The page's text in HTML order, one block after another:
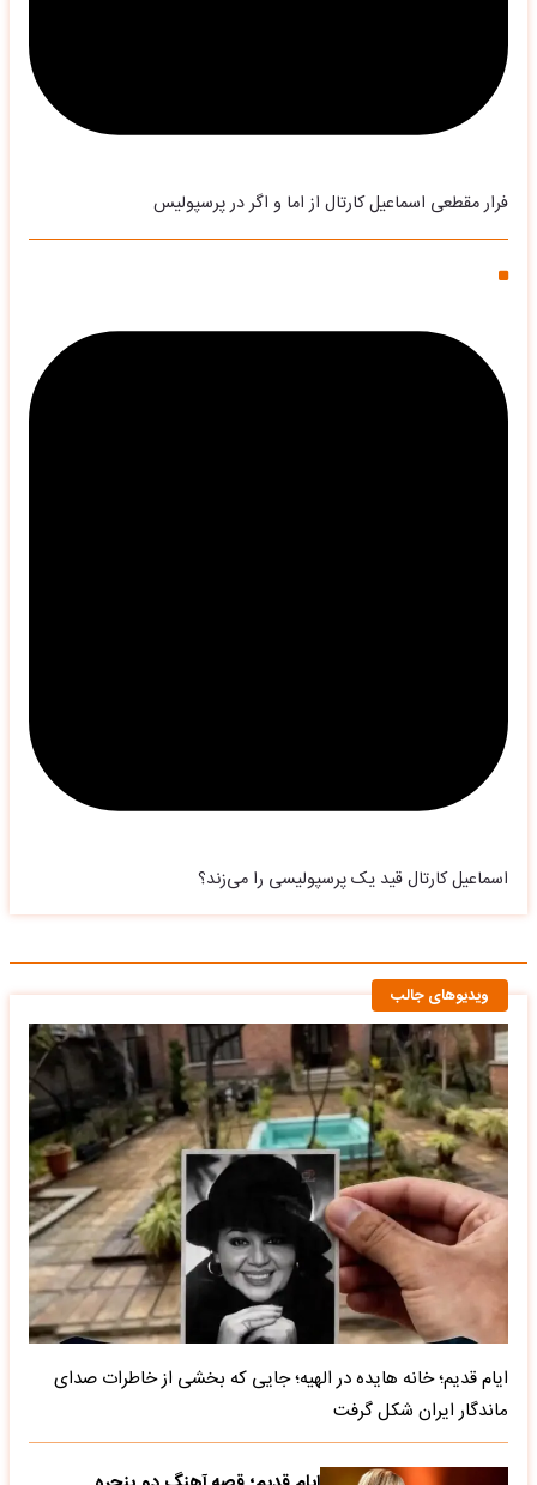
فرار مقطعی اسماعیل کارتال از اما و اگر در پرسپولیس
اسماعیل کارتال قید یک پرسپولیسی را می‌زند؟
ویدیوهای جالب
ایام قدیم؛ خانه هایده در الهیه؛ جایی که بخشی از خاطرات صدای
ماندگار ایران شکل گرفت